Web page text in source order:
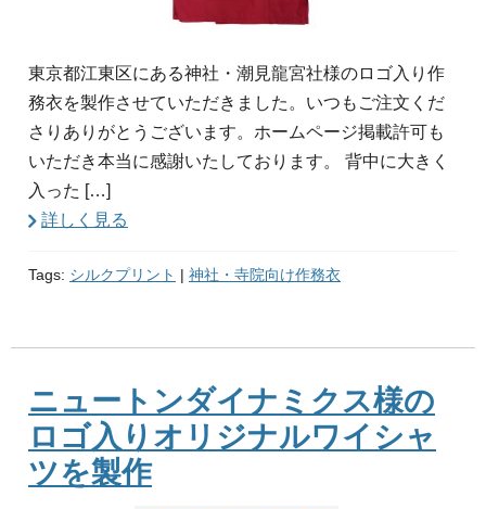
東京都江東区にある神社・潮見龍宮社様のロゴ入り作
務衣を製作させていただきました。いつもご注文くだ
さりありがとうございます。ホームページ掲載許可も
いただき本当に感謝いたしております。 背中に大きく
入った […]
詳しく見る
Tags: シルクプリント | 神社・寺院向け作務衣
ニュートンダイナミクス様の
ロゴ入りオリジナルワイシャ
ツを製作